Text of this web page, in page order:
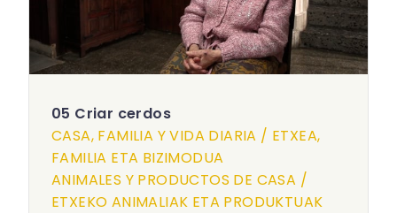
05 Criar cerdos
CASA, FAMILIA Y VIDA DIARIA / ETXEA,
FAMILIA ETA BIZIMODUA
ANIMALES Y PRODUCTOS DE CASA /
ETXEKO ANIMALIAK ETA PRODUKTUAK